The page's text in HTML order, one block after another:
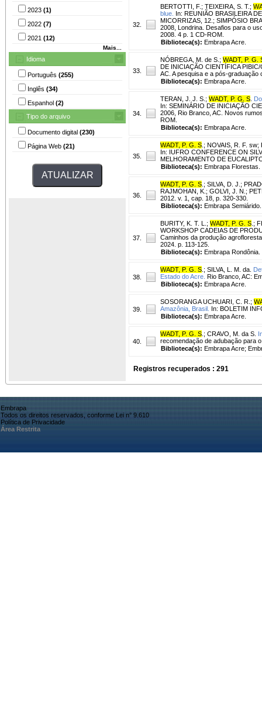
2023 (1)
2022 (7)
2021 (12)
Mais...
Idioma
Português (255)
Inglês (34)
Espanhol (2)
Tipo do arquivo
Documento digital (230)
Página Web (21)
32.
BERTOTTI, F. ; TEIXEIRA, S. T. ;
blue. In: REUNIÃO BRASILEIRA
MICORRIZAS, 12.; SIMPÓSIO
2008, Londrina. Desafios para o
2008. 4 p. 1 CD-ROM.
Biblioteca(s): Embrapa Acre.
33.
NÓBREGA, M. de S. ; WADT, P. G.
DE INICIAÇÃO CIENTÍFICA
AC. A pesquisa e a pós-
Biblioteca(s): Embrapa Acre.
34.
TERAN, J. J. S. ; WADT, P. G. S
In: SEMINÁRIO DE INICIAÇÃO
2006, Rio Branco, AC. Novos
ROM.
Biblioteca(s): Embrapa Acre.
35.
WADT, P. G. S ; NOVAIS, R. F. sw;
In: IUFRO CONFERENCE ON
MELHORAMENTO DE
Biblioteca(s): Embrapa Florestas.
36.
WADT, P. G. S ; SILVA, D. J. ;
RAJMOHAN, K.; GOLVI, J. N.;
2012. v. 1, cap. 18, p. 320-330.
Biblioteca(s): Embrapa Semiárido.
37.
BURITY, K. T. L. ; WADT, P. G. S ;
WORKSHOP CADEIAS DE
Caminhos da produção
2024. p. 113-125.
Biblioteca(s): Embrapa Rondônia.
38.
WADT, P. G. S ; SILVA, L. M. da.
Estado do Acre. Rio Branco, AC:
Biblioteca(s): Embrapa Acre.
39.
SOSORANGA UCHUARI, C. R. ;
Amazônia, Brasil. In: BOLETIM
Biblioteca(s): Embrapa Acre.
40.
WADT, P. G. S ; CRAVO, M. da S.
recomendação de adubação para
Biblioteca(s): Embrapa Acre;
Registros recuperados : 291
Embrapa
Todos os direitos reservados, conforme Lei n° 9.610
Política de Privacidade
Área Restrita